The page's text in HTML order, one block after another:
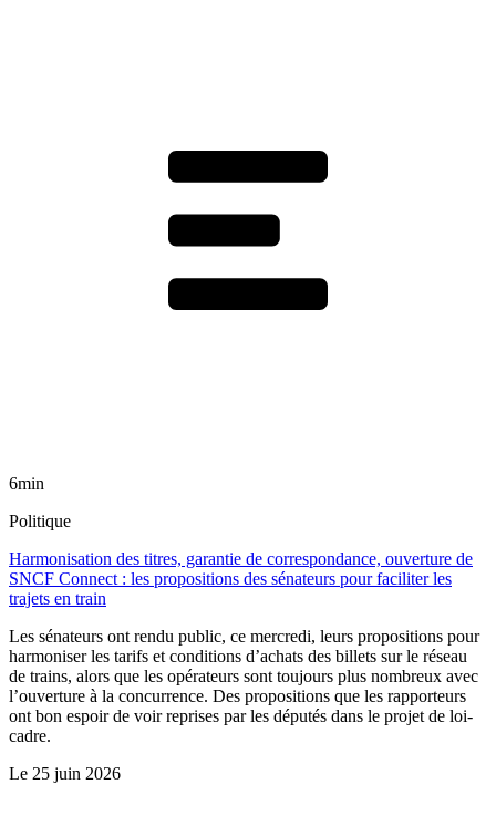
6min
Politique
Harmonisation des titres, garantie de correspondance, ouverture de
SNCF Connect : les propositions des sénateurs pour faciliter les
trajets en train
Les sénateurs ont rendu public, ce mercredi, leurs propositions pour
harmoniser les tarifs et conditions d’achats des billets sur le réseau
de trains, alors que les opérateurs sont toujours plus nombreux avec
l’ouverture à la concurrence. Des propositions que les rapporteurs
ont bon espoir de voir reprises par les députés dans le projet de loi-
cadre.
Le 25 juin 2026